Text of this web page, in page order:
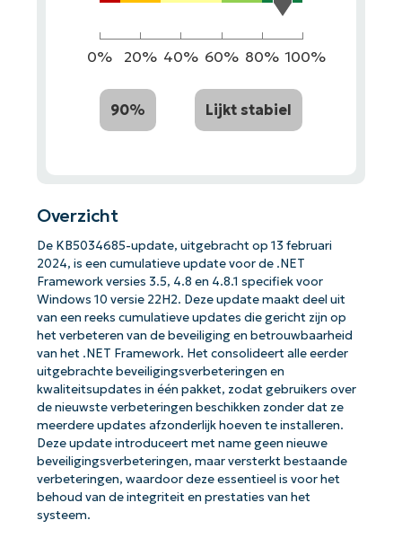
0% 20% 40% 60% 80% 100%
90% Lijkt stabiel
Overzicht
De KB5034685-update, uitgebracht op 13 februari
2024, is een cumulatieve update voor de .NET
Framework versies 3.5, 4.8 en 4.8.1 specifiek voor
Windows 10 versie 22H2. Deze update maakt deel uit
van een reeks cumulatieve updates die gericht zijn op
het verbeteren van de beveiliging en betrouwbaarheid
van het .NET Framework. Het consolideert alle eerder
uitgebrachte beveiligingsverbeteringen en
kwaliteitsupdates in één pakket, zodat gebruikers over
de nieuwste verbeteringen beschikken zonder dat ze
meerdere updates afzonderlijk hoeven te installeren.
Deze update introduceert met name geen nieuwe
beveiligingsverbeteringen, maar versterkt bestaande
verbeteringen, waardoor deze essentieel is voor het
behoud van de integriteit en prestaties van het
systeem.